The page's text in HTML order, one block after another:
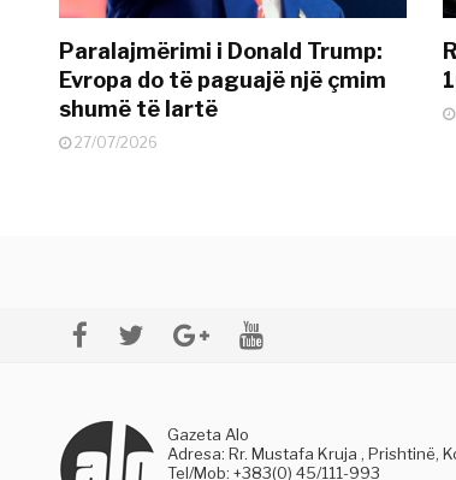
Paralajmërimi i Donald Trump:
Evropa do të paguajë një çmim
shumë të lartë
27/07/2026
Gazeta Alo
Adresa: Rr. Mustafa Kruja , Prishtinë,
Tel/Mob: +383(0) 45/111-993